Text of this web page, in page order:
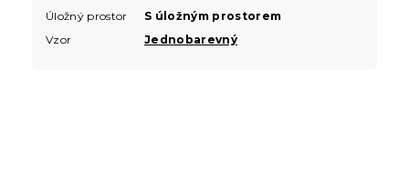
Úložný prostor
S úložným prostorem
Vzor
Jednobarevný